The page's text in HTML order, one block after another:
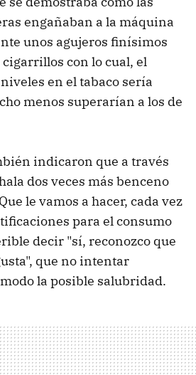
engañaban a la máquina
unos agujeros finísimos
con lo cual, el
en el tabaco sería
menos superarían a los de
indicaron que a través
dos veces más benceno
le vamos a hacer, cada vez
para el consumo
decir "sí, reconozco que
que no intentar
la posible salubridad.